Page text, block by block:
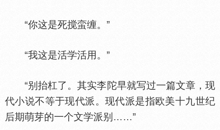
“你这是死搅蛮缠。”
“我这是活学活用。”
“别抬杠了。其实李陀早就写过一篇文章，现
代小说不等于现代派。现代派是指欧美十九世纪
后期萌芽的一个文学派别……”